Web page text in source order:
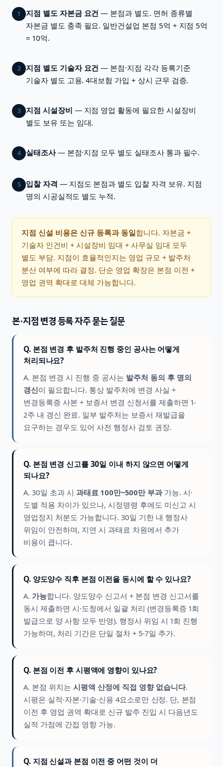
1 지점 별도 자본금 요건 — 본점과 별도. 면허 종류별
자본금 별도 충족 필요. 일반건설업 본점 5억 + 지점 5억
= 10억.
2 지점 별도 기술자 요건 — 본점·지점 각각 등록기준
기술자 별도 고용. 4대보험 가입 + 상시 근무 검증.
3 지점 시설장비 — 지점 영업 활동에 필요한 시설장비
별도 보유 또는 임대.
4 실태조사— 본점·지점 모두 별도 실태조사 통과 필수.
5 입찰 자격 — 지점도 본점과 별도 입찰 자격 보유. 지점
명의 시공실적도 별도 누적.
지점 신설 비용은 신규 등록과 동일합니다. 자본금 +
기술자 인건비 + 시설장비 임대 + 사무실 임대 모두
별도 부담. 지점이 효율적인지는 영업 규모 + 발주처
분산 여부에 따라 결정. 단순 영업 확장은 본점 이전 +
영업 권역 확대로 대체 가능합니다.
본·지점 변경 등록 자주 묻는 질문
Q. 본점 변경 후 발주처 진행 중인 공사는 어떻게
처리되나요?
A. 본점 변경 시 진행 중 공사는 발주처 동의 후 명의
갱신이 필요합니다. 통상 발주처에 변경 사실 +
변경등록증 사본 + 보증서 변경 신청서를 제출하면 1-
2주 내 갱신 완료. 일부 발주처는 보증서 재발급을
요구하는 경우도 있어 사전 행정사 검토 권장.
Q. 본점 변경 신고를 30일 이내 하지 않으면 어떻게
되나요?
A. 30일 초과 시과태료 100만~500만 부과가능. 시·
도별 적용 차이가 있으나, 시정명령 후에도 미신고 시
영업정지 처분도 가능합니다. 30일 기한 내 행정사
위임이 안전하며, 지연 시 과태료 차원에서 추가
비용이 큽니다.
Q. 양도양수 직후 본점 이전을 동시에 할 수 있나요?
A. 가능합니다. 양도양수 신고서 + 본점 변경 신고서를
동시 제출하면 시·도청에서 일괄 처리 (변경등록증 1회
발급으로 양 사항 모두 반영). 행정사 위임 시 1회 진행
가능하며, 처리 기간은 단일 절차 + 5-7일 추가.
Q. 본점 이전 후 시평액에 영향이 있나요?
A. 본점 위치는시평액 산정에 직접 영향 없습니다.
시평은 실적·자본·기술·신용 4요소로만 산정. 단, 본점
이전 후 영업 권역 확대로 신규 발주 진입 시 다음년도
실적 가점에 간접 영향 가능.
Q. 지점 신설과 본점 이전 중 어떤 것이 더